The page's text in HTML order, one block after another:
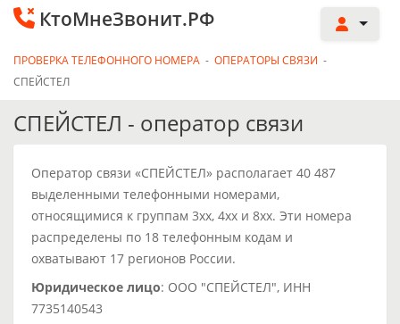
КтоМнеЗвонит.РФ
ПРОВЕРКА ТЕЛЕФОННОГО НОМЕРА - ОПЕРАТОРЫ СВЯЗИ -
СПЕЙСТЕЛ
СПЕЙСТЕЛ - оператор связи
Оператор связи «СПЕЙСТЕЛ» располагает 40 487
выделенными телефонными номерами,
относящимися к группам 3xx, 4xx и 8xx. Эти номера
распределены по 18 телефонным кодам и
охватывают 17 регионов России.
Юридическое лицо: ООО "СПЕЙСТЕЛ", ИНН
7735140543